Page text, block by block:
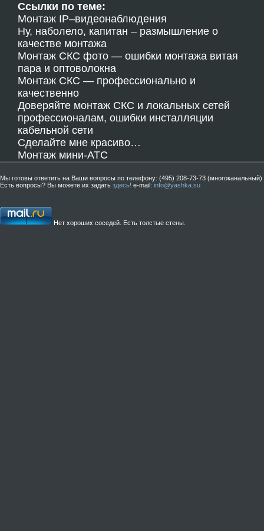
Ссылки по теме:
Монтаж IP–видеонаблюдения
Ну, наболело, капитан – размышление о
качестве монтажа
Монтаж СКС фото — ошибки монтажа витая
пара и оптоволокна
Монтаж СКС — профессионально и
качественно
Доверяйте монтаж СКС и локальных сетей
профессионалам, ошибки инсталляции
кабельной сети
Сделайте мне красиво…
Монтаж мини-АТС
Мы готовы ответить на Ваши вопросы по телефону: (495) 208-73-73 (многоканальный)
Есть вопросы? Вы можете их задать здесь! e-mail: info@yashka.su
Нет хороших соседей. Есть толстые стены.